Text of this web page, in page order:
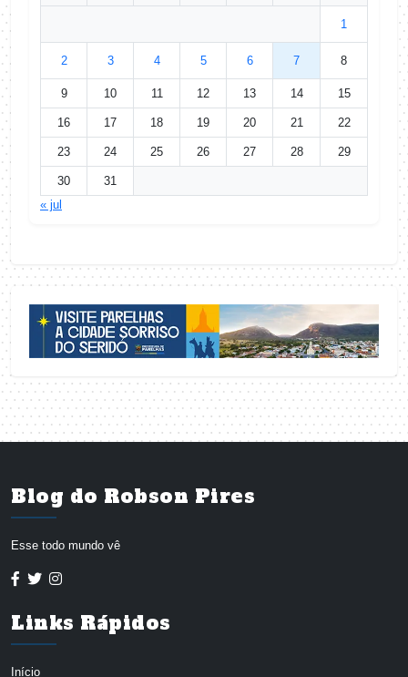
1
2 3 4 5 6 7 8
9 10 11 12 13 14 15
16 17 18 19 20 21 22
23 24 25 26 27 28 29
30
31
« jul
Blog do Robson Pires
Esse todo mundo vê
Links Rápidos
Início